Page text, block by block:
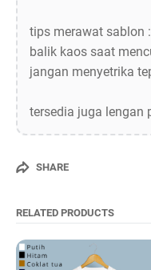
tips merawat sablon :
balik kaos saat
jangan menyetrika
tersedia juga lengan
SHARE
RELATED PRODUCTS